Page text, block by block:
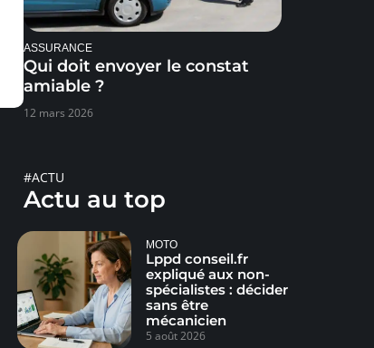
ASSURANCE
Qui doit envoyer le constat
amiable ?
12 mars 2026
#ACTU
Actu au top
MOTO
Lppd conseil.fr
expliqué aux non-
spécialistes : décider
sans être
mécanicien
5 août 2026